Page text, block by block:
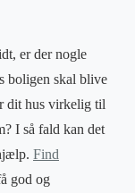
er der nogle
boligen skal blive
dit hus virkelig til
I så fald kan det
Find
god og